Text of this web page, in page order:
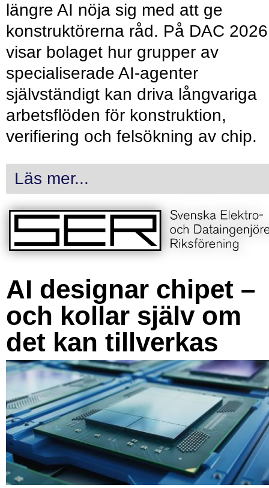
längre AI nöja sig med att ge
konstruktörerna råd. På DAC 2026
visar bolaget hur grupper av
specialiserade AI-agenter
självständigt kan driva långvariga
arbetsflöden för konstruktion,
verifiering och felsökning av chip.
Läs mer...
AI designar chipet –
och kollar själv om
det kan tillverkas